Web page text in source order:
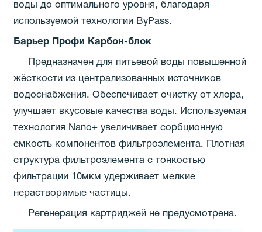
воды до оптимального уровня, благодаря
используемой технологии ByPass.
Барьер Профи Карбон-блок
Предназначен для питьевой воды повышенной
жёсткости из централизованных источников
водоснабжения. Обеспечивает очистку от хлора,
улучшает вкусовые качества воды. Используемая
технология Nano+ увеличивает сорбционную
емкость компонентов фильтроэлемента. Плотная
структура фильтроэлемента с тонкостью
фильтрации 10мкм удерживает мелкие
нерастворимые частицы.
Регенерация картриджей не предусмотрена.